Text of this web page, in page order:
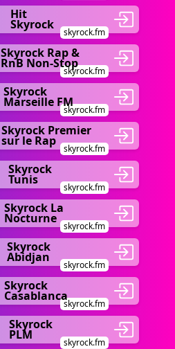
Hit
Skyrock
skyrock.fm
Skyrock Rap &
RnB Non-Stop
skyrock.fm
Skyrock
Marseille FM
skyrock.fm
Skyrock Premier
sur le Rap
skyrock.fm
Skyrock
Tunis
skyrock.fm
Skyrock La
Nocturne
skyrock.fm
Skyrock
Abidjan
skyrock.fm
Skyrock
Casablanca
skyrock.fm
Skyrock
PLM
skyrock.fm